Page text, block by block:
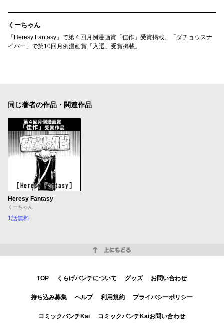
くーちゃん
「Heresy Fantasy」で第４回月例漫画賞「佳作」受賞掲載。「ダチョウスナ
イパー」で第10回月例漫画賞「入選」受賞掲載。
同じ著者の作品・関連作品
Heresy Fantasy
くーちゃん
1話無料
TOP くらげバンチについて グッズ お問い合わせ
持ち込み募集 ヘルプ 利用規約 プライバシーポリシー
コミックバンチKai コミックバンチKaiお問い合わせ